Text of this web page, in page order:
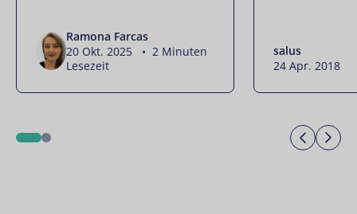
Ramona Farcas
20 Okt. 2025 • 2 Minuten
Lesezeit
salus
24 Apr. 2018
1